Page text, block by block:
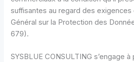
suffisantes au regard des exigences
Général sur la Protection des
679).
SYSBLUE CONSULTING s’engage